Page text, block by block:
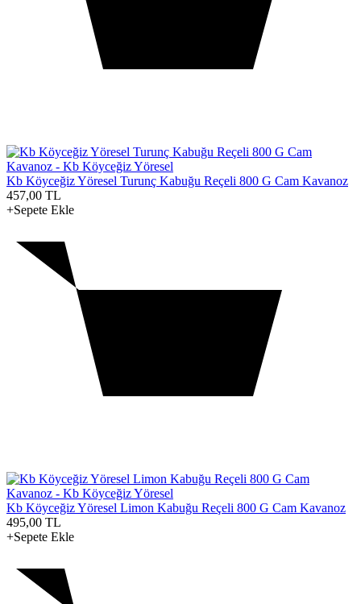
Kb Köyceğiz Yöresel Turunç Kabuğu Reçeli 800 G Cam Kavanoz
457,00 TL
+Sepete Ekle
Kb Köyceğiz Yöresel Limon Kabuğu Reçeli 800 G Cam Kavanoz
495,00 TL
+Sepete Ekle